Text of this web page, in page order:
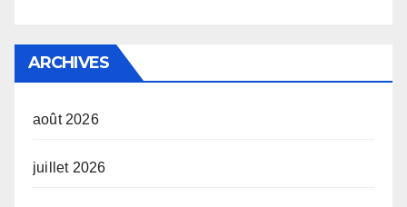
ARCHIVES
août 2026
juillet 2026